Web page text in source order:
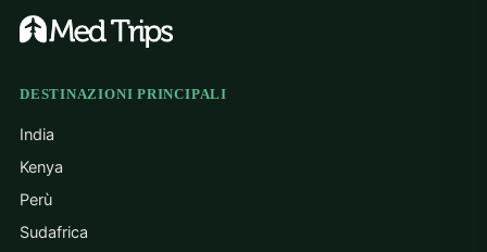
DESTINAZIONI PRINCIPALI
India
Kenya
Perù
Sudafrica